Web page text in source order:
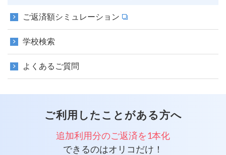
ご返済額シミュレーション
学校検索
よくあるご質問
ご利用したことがある方へ
追加利用分のご返済を1本化
できるのはオリコだけ！